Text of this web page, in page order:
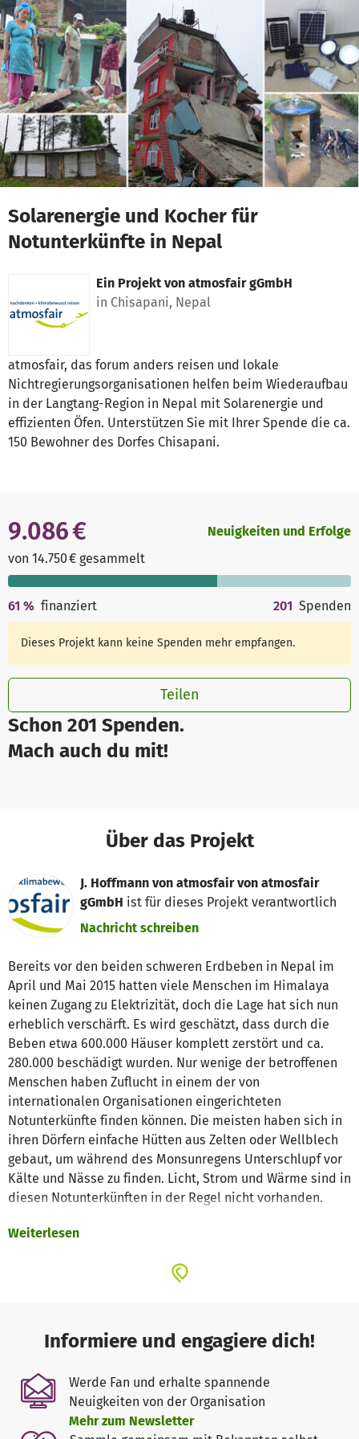
Zum Hauptinhalt springen
Erklärung zur Barrierefreiheit anzeigen
Solarenergie und Kocher für
Notunterkünfte in Nepal
Ein Projekt von atmosfair gGmbH
in Chisapani, Nepal
atmosfair, das forum anders reisen und lokale
Nichtregierungsorganisationen helfen beim Wiederaufbau
in der Langtang-Region in Nepal mit Solarenergie und
effizienten Öfen. Unterstützen Sie mit Ihrer Spende die ca.
150 Bewohner des Dorfes Chisapani.
Schon 201 Spenden.
Mach auch du mit!
9.086 €
von 14.750 € gesammelt
Neuigkeiten und Erfolge
61 % finanziert 201 Spenden
Dieses Projekt kann keine Spenden mehr empfangen.
Teilen
Über das Projekt
J. Hoffmann von atmosfair von atmosfair
gGmbH ist für dieses Projekt verantwortlich
Nachricht schreiben
Bereits vor den beiden schweren Erdbeben in Nepal im
April und Mai 2015 hatten viele Menschen im Himalaya
keinen Zugang zu Elektrizität, doch die Lage hat sich nun
erheblich verschärft. Es wird geschätzt, dass durch die
Beben etwa 600.000 Häuser komplett zerstört und ca.
280.000 beschädigt wurden. Nur wenige der betroffenen
Menschen haben Zuflucht in einem der von
internationalen Organisationen eingerichteten
Notunterkünfte finden können. Die meisten haben sich in
ihren Dörfern einfache Hütten aus Zelten oder Wellblech
gebaut, um während des Monsunregens Unterschlupf vor
Kälte und Nässe zu finden. Licht, Strom und Wärme sind in
diesen Notunterkünften in der Regel nicht vorhanden.
Als internationale Klimaschutzorganisation setzt sich
Zugang zu nachhaltigen Energiesystemen in Ländern des
und kostengünstiger Energie profitieren können. Als
deutscher Partner steht uns das forum anders reisen zur
Seite, ein Verein, dessen Mitglieder sich zum nachhaltigen
Tourismus verpflichten.
Anfang Juli hat atmosfair zusammen mit Hauser
Weiterlesen
Informiere und engagiere dich!
Werde Fan und erhalte spannende
Neuigkeiten von der Organisation
Mehr zum Newsletter